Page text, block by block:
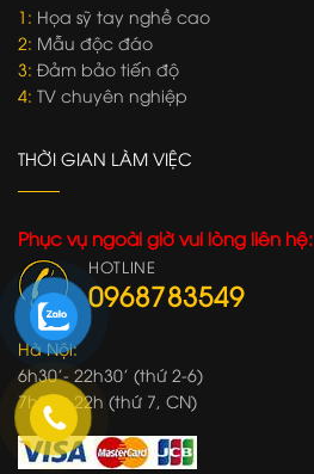
1: Họa sỹ tay nghề cao
2: Mẫu độc đáo
3: Đảm bảo tiến độ
4: TV chuyên nghiệp
THỜI GIAN LÀM VIỆC
Phục vụ ngoài giờ vui lòng liên hệ:
HOTLINE
0968783549
Hà Nội:
6h30'- 22h30' (thứ 2-6)
7h00'- 22h (thứ 7, CN)